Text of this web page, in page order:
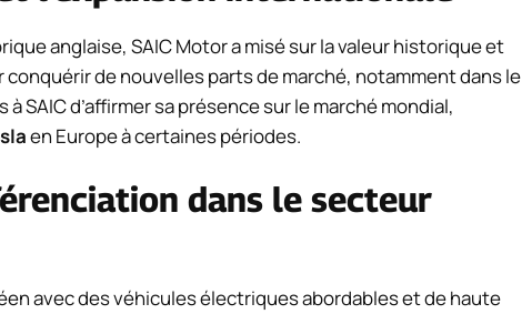
anglaise, SAIC Motor a misé sur la valeur historique et
de nouvelles parts de marché, notamment dans le
SAIC d’affirmer sa présence sur le marché mondial,
en Europe à certaines périodes.
dans le secteur
avec des véhicules électriques abordables et de haute